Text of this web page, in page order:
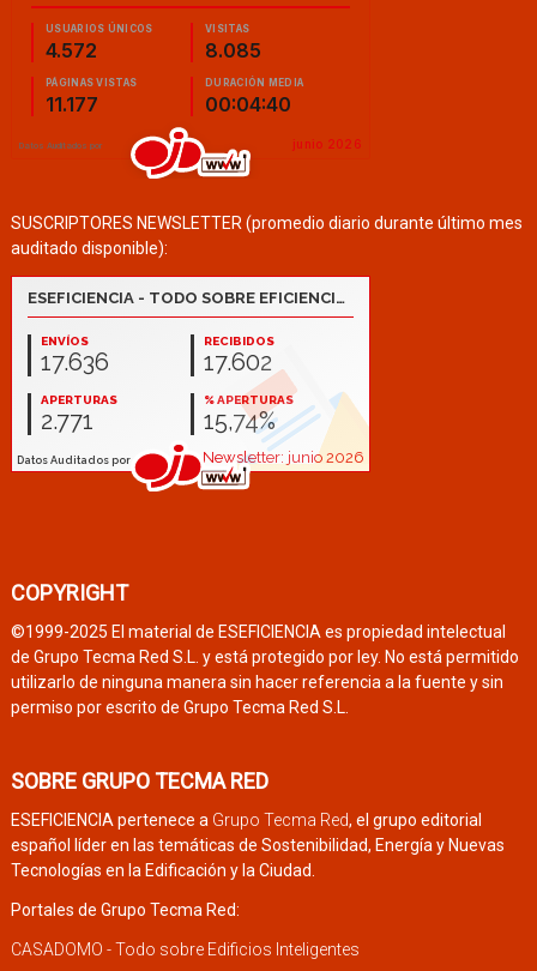
SUSCRIPTORES NEWSLETTER (promedio diario durante último mes
auditado disponible):
COPYRIGHT
©1999-2025 El material de ESEFICIENCIA es propiedad intelectual
de Grupo Tecma Red S.L. y está protegido por ley. No está permitido
utilizarlo de ninguna manera sin hacer referencia a la fuente y sin
permiso por escrito de Grupo Tecma Red S.L.
SOBRE GRUPO TECMA RED
ESEFICIENCIA pertenece a Grupo Tecma Red, el grupo editorial
español líder en las temáticas de Sostenibilidad, Energía y Nuevas
Tecnologías en la Edificación y la Ciudad.
Portales de Grupo Tecma Red:
CASADOMO - Todo sobre Edificios Inteligentes